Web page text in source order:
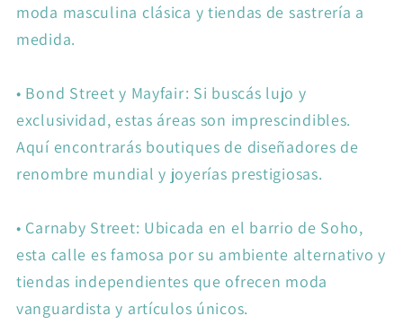
moda masculina clásica y tiendas de sastrería a
medida.
• Bond Street y Mayfair: Si buscás lujo y
exclusividad, estas áreas son imprescindibles.
Aquí encontrarás boutiques de diseñadores de
renombre mundial y joyerías prestigiosas.
• Carnaby Street: Ubicada en el barrio de Soho,
esta calle es famosa por su ambiente alternativo y
tiendas independientes que ofrecen moda
vanguardista y artículos únicos.